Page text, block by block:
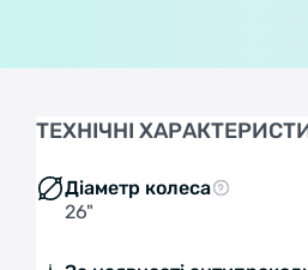
ТЕХНІЧНІ
Діаметр колеса
26"